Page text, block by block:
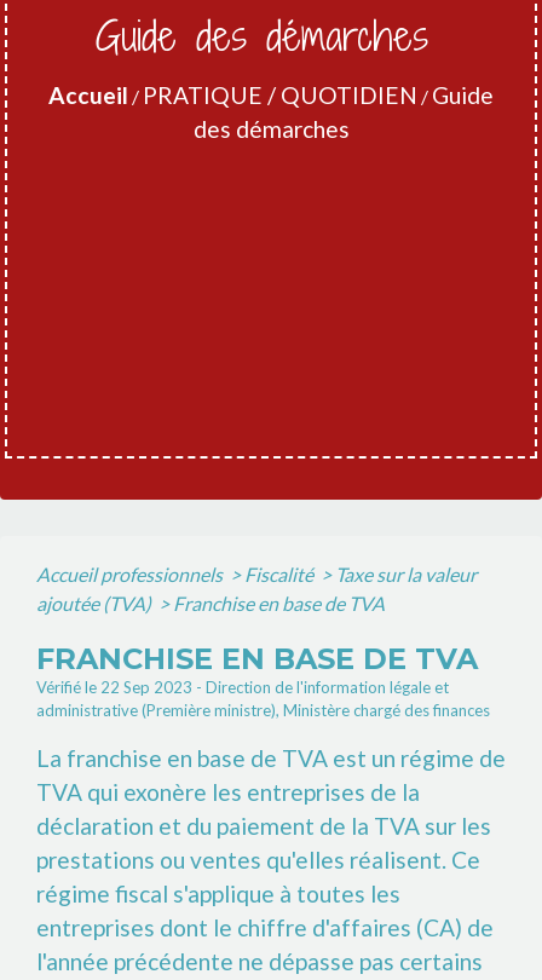
Guide des démarches
Accueil / PRATIQUE / QUOTIDIEN / Guide
des démarches
Accueil professionnels > Fiscalité > Taxe sur la valeur
ajoutée (TVA) > Franchise en base de TVA
FRANCHISE EN BASE DE TVA
Vérifié le 22 Sep 2023 - Direction de l'information légale et
administrative (Première ministre), Ministère chargé des finances
La franchise en base de TVA est un régime de
TVA qui exonère les entreprises de la
déclaration et du paiement de la TVA sur les
prestations ou ventes qu'elles réalisent. Ce
régime fiscal s'applique à toutes les
entreprises dont le chiffre d'affaires (CA) de
l'année précédente ne dépasse pas certains